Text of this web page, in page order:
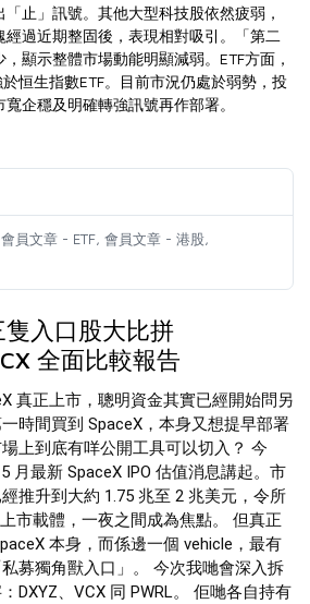
止」訊號。其他大型科技股依然疲弱，
經過近期整固後，表現相對吸引。「第二
顯示整體市場動能明顯減弱。ETF方面，
恒生指數ETF。目前市況仍處於弱勢，投
企穩及明確轉強訊號再作部署。
會員文章 - ETF 會員文章 - 港股
隻入口股大比拼
全面比較報告
真正上市，聰明資金其實已經開始問另
時間買到 SpaceX，本身又想提早部署
上到底有咩公開工具可以切入？ 今
月最新 SpaceX IPO 估值消息講起。市
推升到大約 1.75 兆至 2 兆美元，令所
市載體，一夜之間成為焦點。 但真正
本身，而係邊一個 vehicle，最有
募獨角獸入口」。 今次我哋會深入拆
DXYZ、VCX 同 PWRL。 佢哋各自持有